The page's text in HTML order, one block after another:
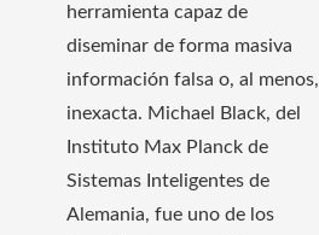
herramienta capaz de
diseminar de forma masiva
información falsa o, al menos,
inexacta. Michael Black, del
Instituto Max Planck de
Sistemas Inteligentes de
Alemania, fue uno de los